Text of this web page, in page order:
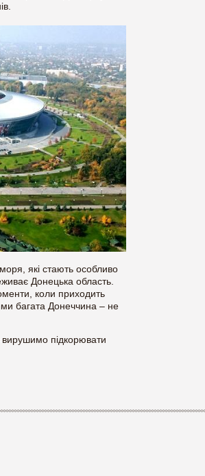
які стають особливо
Донецька область.
коли приходить
багата Донеччина – не
вирушимо підкорювати